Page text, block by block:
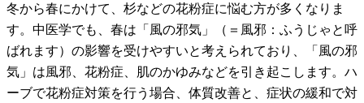
冬から春にかけて、杉などの花粉症に悩む方が多くなりま
す。中医学でも、春は「風の邪気」（＝風邪：ふうじゃと呼
ばれます）の影響を受けやすいと考えられており、「風の邪
気」は風邪、花粉症、肌のかゆみなどを引き起こします。ハ
ーブで花粉症対策を行う場合、体質改善と、症状の緩和で対